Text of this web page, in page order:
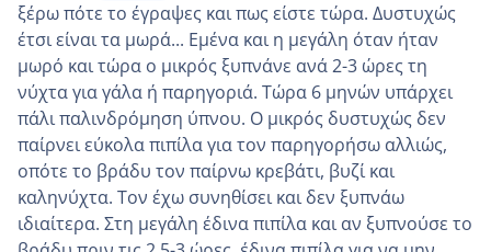
ξέρω πότε το έγραψες και πως είστε τώρα. Δυστυχώς
έτσι είναι τα μωρά... Εμένα και η μεγάλη όταν ήταν
μωρό και τώρα ο μικρός ξυπνάνε ανά 2-3 ώρες τη
νύχτα για γάλα ή παρηγοριά. Τώρα 6 μηνών υπάρχει
πάλι παλινδρόμηση ύπνου. Ο μικρός δυστυχώς δεν
παίρνει εύκολα πιπίλα για τον παρηγορήσω αλλιώς,
οπότε το βράδυ τον παίρνω κρεβάτι, βυζί και
καληνύχτα. Τον έχω συνηθίσει και δεν ξυπνάω
ιδιαίτερα. Στη μεγάλη έδινα πιπίλα και αν ξυπνούσε το